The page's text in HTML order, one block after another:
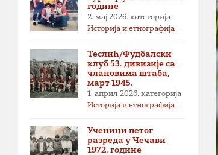
године
2. мај 2026. категорија
Историја и етнографија
Теслић/Фудбалски
клуб 53. дивизије са
члановима штаба,
март 1945.
1. април 2026. категорија
Историја и етнографија
Ученици петог
разреда у Чечави
1972. године